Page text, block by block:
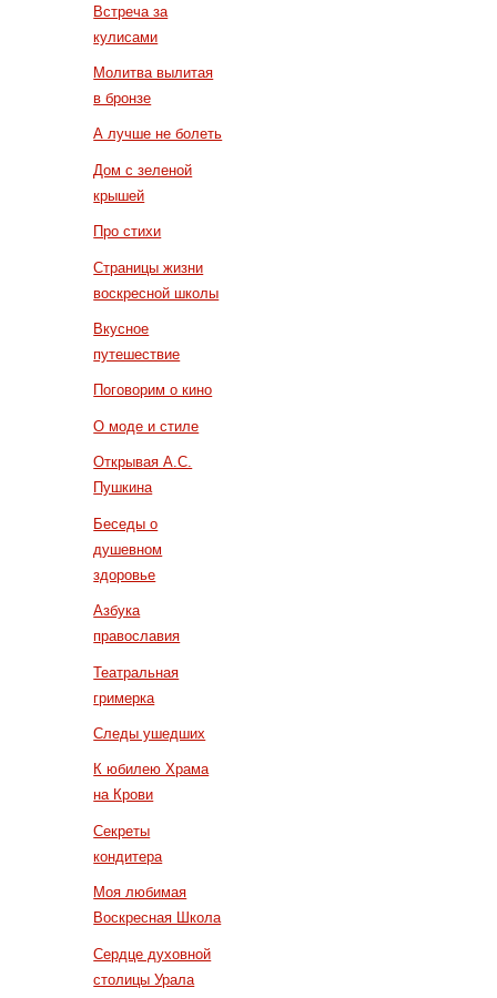
Встреча за
кулисами
Молитва вылитая
в бронзе
А лучше не болеть
Дом с зеленой
крышей
Про стихи
Страницы жизни
воскресной школы
Вкусное
путешествие
Поговорим о кино
О моде и стиле
Открывая А.С.
Пушкина
Беседы о
душевном
здоровье
Азбука
православия
Театральная
гримерка
Следы ушедших
К юбилею Храма
на Крови
Секреты
кондитера
Моя любимая
Воскресная Школа
Сердце духовной
столицы Урала